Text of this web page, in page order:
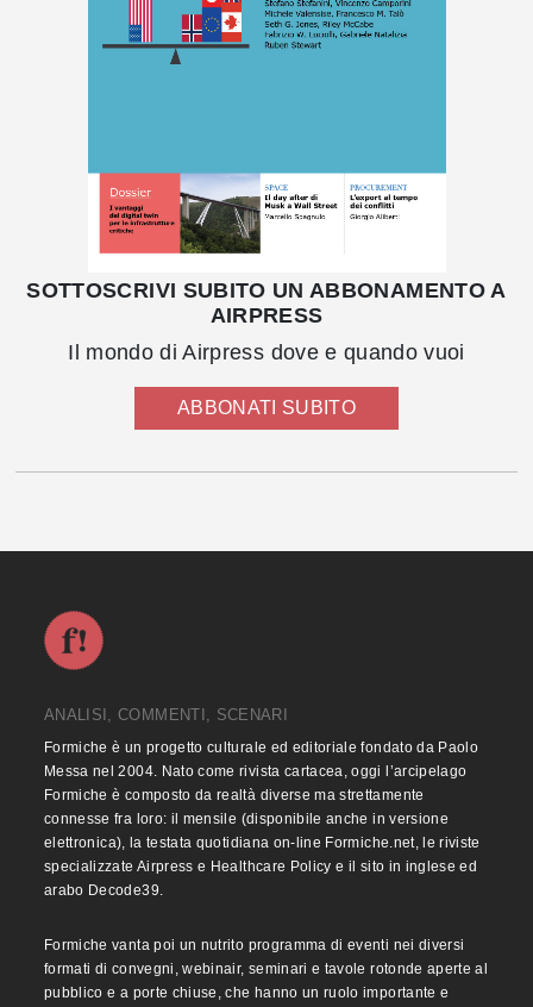
SOTTOSCRIVI SUBITO UN ABBONAMENTO A
AIRPRESS
Il mondo di Airpress dove e quando vuoi
ABBONATI SUBITO
ANALISI, COMMENTI, SCENARI
Formiche è un progetto culturale ed editoriale fondato da Paolo
Messa nel 2004. Nato come rivista cartacea, oggi l’arcipelago
Formiche è composto da realtà diverse ma strettamente
connesse fra loro: il mensile (disponibile anche in versione
elettronica), la testata quotidiana on-line Formiche.net, le riviste
specializzate Airpress e Healthcare Policy e il sito in inglese ed
arabo Decode39.
Formiche vanta poi un nutrito programma di eventi nei diversi
formati di convegni, webinair, seminari e tavole rotonde aperte al
pubblico e a porte chiuse, che hanno un ruolo importante e